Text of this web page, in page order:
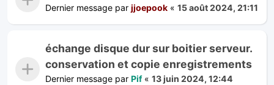
Dernier message par jjoepook « 15 août 2024, 21:11
échange disque dur sur boitier serveur.
conservation et copie enregistrements
Dernier message par Pif« 13 juin 2024, 12:44